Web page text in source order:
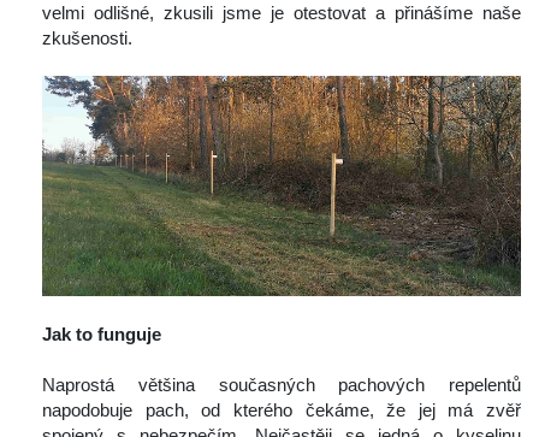
velmi odlišné, zkusili jsme je otestovat a přinášíme naše
zkušenosti.
Jak to funguje
Naprostá většina současných pachových repelentů
napodobuje pach, od kterého čekáme, že jej má zvěř